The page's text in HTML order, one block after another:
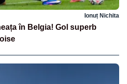
Ionuț Nichita
în Belgia! Gol superb